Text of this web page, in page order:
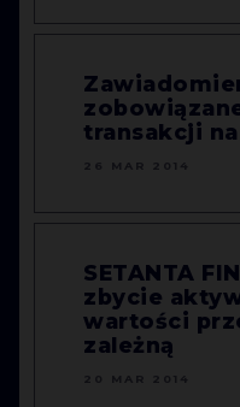
transakcji
SETANTA
zbycie
wartości
zależną